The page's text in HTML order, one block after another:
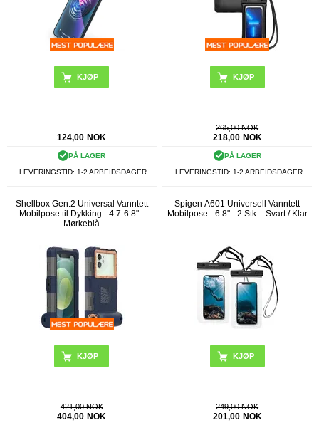
124,00 NOK
PÅ LAGER
LEVERINGSTID: 1-2 ARBEIDSDAGER
265,00 NOK
218,00 NOK
PÅ LAGER
LEVERINGSTID: 1-2 ARBEIDSDAGER
Shellbox Gen.2 Universal Vanntett
Mobilpose til Dykking - 4.7-6.8" -
Mørkeblå
421,00 NOK
404,00 NOK
Spigen A601 Universell Vanntett
Mobilpose - 6.8" - 2 Stk. - Svart / Klar
249,00 NOK
201,00 NOK